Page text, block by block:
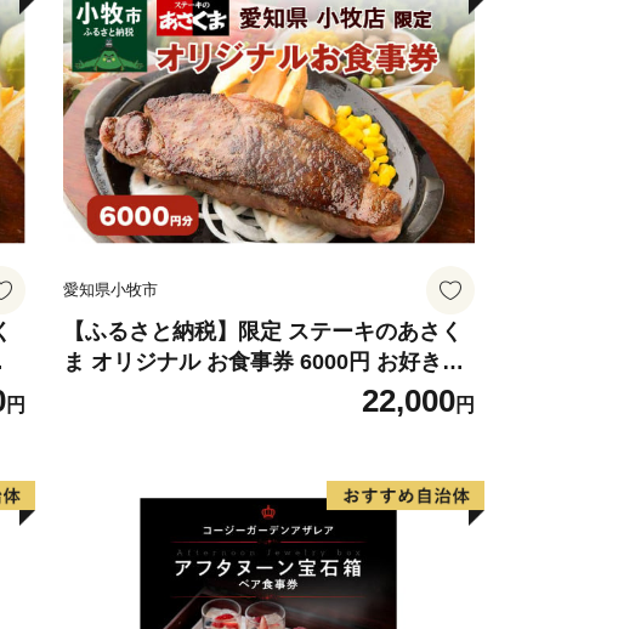
業課ふるさと寄附金担当
円
愛知県小牧市
【ふるさと納税】限定 ステーキのあさく
ま オリジナル お食事券 6000円 お好きな
メニュー 好きなだけ コーンスープ カレー
サラダ プリン ソフトクリーム デザート
22,000円